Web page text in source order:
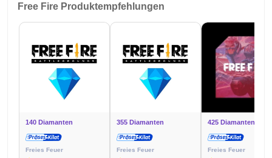
Free Fire Produktempfehlungen
140 Diamanten
Freies Feuer
355 Diamanten
Freies Feuer
425 Diamanten
Freies Feuer